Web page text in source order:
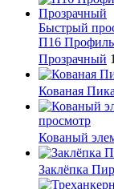
Быстрый
П16
Прозрачный
Кованая
просмотр
Кованый
Заклёпка